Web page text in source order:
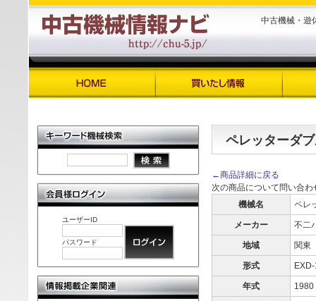
中古機械・遊
ペレッターダ
←商品詳細に戻る
次の商品について問い合わ
機械名
ペレ
メーカー 不二
地域 関東
形式
年式 1980
ユーザーID
パスワード